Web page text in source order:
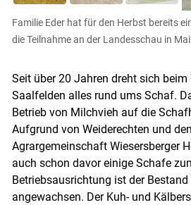
Familie Eder hat für den Herbst bereits
die Teilnahme an der Landesschau in
Seit über 20 Jahren dreht sich beim
Saalfelden alles rund ums Schaf.
Betrieb von Milchvieh auf die
Aufgrund von Weiderechten und
Agrargemeinschaft Wiesersberger
auch schon davor einige Schafe
Betriebsausrichtung ist der
angewachsen. Der Kuh- und